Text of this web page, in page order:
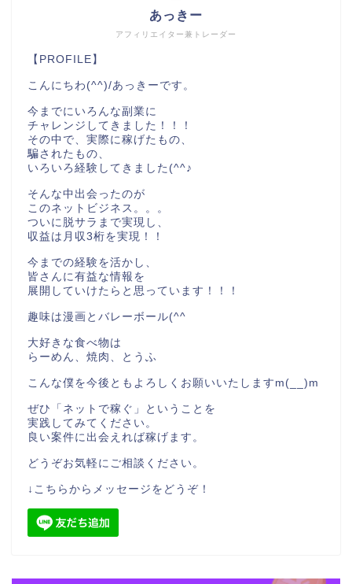
アフィリエイター兼トレーダー
あっきー
【PROFILE】
こんにちわ(^^)/あっきーです。
今までにいろんな副業に
チャレンジしてきました！！！
その中で、実際に稼げたもの、
騙されたもの、
いろいろ経験してきました(^^♪
そんな中出会ったのが
このネットビジネス。。。
ついに脱サラまで実現し、
収益は月収3桁を実現！！
今までの経験を活かし、
皆さんに有益な情報を
展開していけたらと思っています！！！
趣味は漫画とバレーボール(^^
大好きな食べ物は
らーめん、焼肉、とうふ
こんな僕を今後ともよろしくお願いいたしますm(__)m
ぜひ「ネットで稼ぐ」ということを
実践してみてください。
良い案件に出会えれば稼げます。
どうぞお気軽にご相談ください。
↓こちらからメッセージをどうぞ！